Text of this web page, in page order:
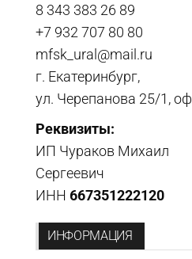
8 343 383 26 89
+7 932 707 80 80
mfsk_ural@mail.ru
г. Екатеринбург,
ул. Черепанова 25/1,
Реквизиты:
ИП Чураков Михаил
Сергеевич
ИНН 667351222120
ИНФОРМАЦИЯ